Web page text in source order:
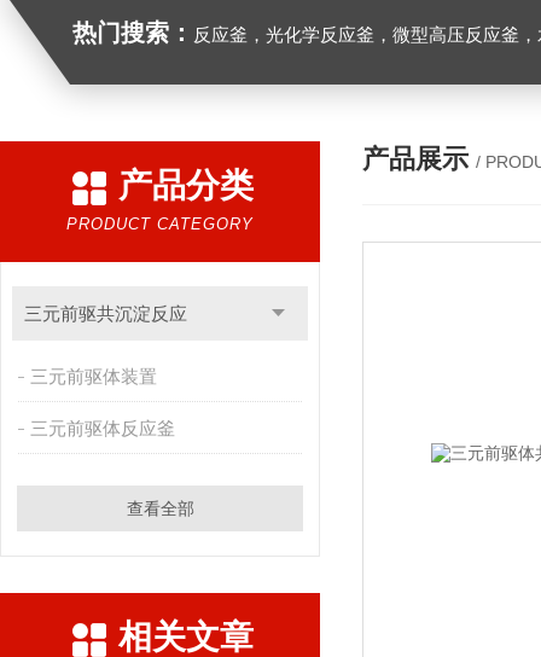
热门搜索： 反应釜，光化学反应釜，微型高压反应釜
产品分类
PRODUCT CATEGORY
三元前驱共沉淀反应
三元前驱体装置
三元前驱体反应釜
查看全部
相关文章
产品展示 /